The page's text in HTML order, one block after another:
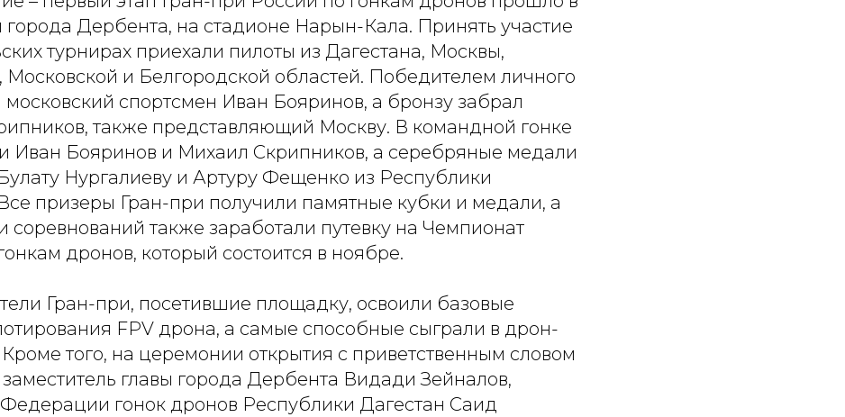
города Дербента, на стадионе Нарын-Кала. Принять участие
турнирах приехали пилоты из Дагестана, Москвы,
Московской и Белгородской областей. Победителем личного
московский спортсмен Иван Бояринов, а бронзу забрал
также представляющий Москву. В командной гонке
Иван Бояринов и Михаил Скрипников, а серебряные медали
Нургалиеву и Артуру Фещенко из Республики
призеры Гран-при получили памятные кубки и медали, а
соревнований также заработали путевку на Чемпионат
дронов, который состоится в ноябре.
Гран-при, посетившие площадку, освоили базовые
FPV дрона, а самые способные сыграли в дрон-
Кроме того, на церемонии открытия с приветственным словом
главы города Дербента Видади Зейналов,
гонок дронов Республики Дагестан Саид